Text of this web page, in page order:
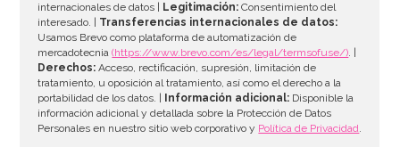
internacionales de datos |
Legitimación: Consentimiento del
interesado. | Transferencias internacionales de datos:
Usamos Brevo como plataforma de automatización de
mercadotecnia(https://www.brevo.com/es/legal/termsofuse/). |
Derechos: Acceso, rectificación, supresión, limitación de
tratamiento, u oposición al tratamiento, así como el derecho a la
portabilidad de los datos. |
Información adicional: Disponible la
información adicional y detallada sobre la Protección de Datos
Personales en nuestro sitio web corporativo y Política de Privacidad.